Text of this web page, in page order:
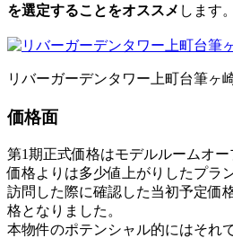
を選定することをオススメ します。
リバーガーデンタワー上町台筆ヶ
価格面
第1期正式価格はモデルルームオ
価格よりは多少値上がりしたプラ
訪問した際に確認した当初予定価
格となりました。
本物件のポテンシャル的にはそれ